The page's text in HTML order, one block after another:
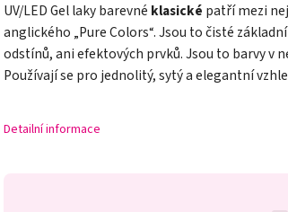
UV/LED Gel laky barevné klasické patří mezi
anglického „Pure Colors“. Jsou to čisté
odstínů, ani efektových prvků. Jsou to barvy v
Používají se pro jednolitý, sytý a elegantní
Detailní informace